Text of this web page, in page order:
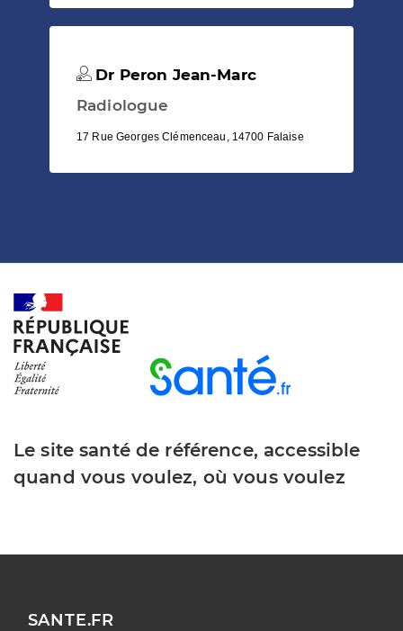
Dr Peron Jean-Marc
Radiologue
17 Rue Georges Clémenceau, 14700 Falaise
Le site santé de référence, accessible
quand vous voulez, où vous voulez
SANTE.FR